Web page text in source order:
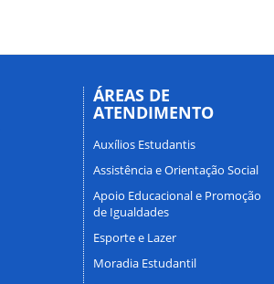
ÁREAS DE
ATENDIMENTO
Auxílios Estudantis
Assistência e Orientação Social
Apoio Educacional e Promoção
de Igualdades
Esporte e Lazer
Moradia Estudantil